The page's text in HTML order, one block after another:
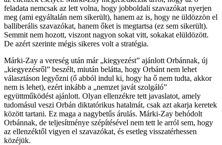
feladata nemcsak az lett volna, hogy jobboldali szavazókat nyerjen
meg (ami egyáltalán nem sikerült), hanem az is, hogy ne üldözzön el
balliberális szavazókat, hanem őket is megtartsa (ez sem sikerült).
Semmit nem hozott, viszont nagyon sokat vitt, sokakat elüldözött.
De azért szerinte mégis sikeres volt a stratégia.
Márki-Zay a vereség után már „kiegyezést” ajánlott Orbánnak, új
„kiegyezésről” beszélt, miután belátta, hogy Orbánt nem lehet
választáson legyőzni (ő abból indul ki, hogy ha ő nem tudta, akkor
nem is lehet), ezért inkább a „nemzet javát szolgáló”
együttműködést ajánlott. Olyan ellenzékre tett javaslatot, amely
tudomásul veszi Orbán diktatórikus hatalmát, csak azt akarja keretek
között tartani. Ez maga a nagybetűs árulás. Márki-Zay behódolt
Orbánnak, de teljesítménye szépítésével nem tett le arról sem, hogy
az ellenzéktől vigyen el szavazókat, és esetleg visszatérhessen
közéjük.